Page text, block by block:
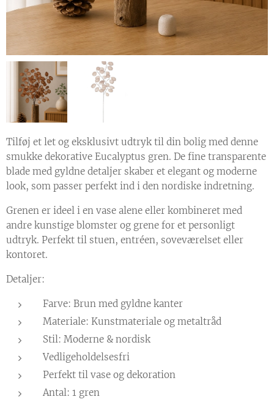
Tilføj et let og eksklusivt udtryk til din bolig med denne
smukke dekorative Eucalyptus gren. De fine transparente
blade med gyldne detaljer skaber et elegant og moderne
look, som passer perfekt ind i den nordiske indretning.
Grenen er ideel i en vase alene eller kombineret med
andre kunstige blomster og grene for et personligt
udtryk. Perfekt til stuen, entréen, soveværelset eller
kontoret.
Detaljer:
Farve: Brun med gyldne kanter
Materiale: Kunstmateriale og metaltråd
Stil: Moderne & nordisk
Vedligeholdelsesfri
Perfekt til vase og dekoration
Antal: 1 gren